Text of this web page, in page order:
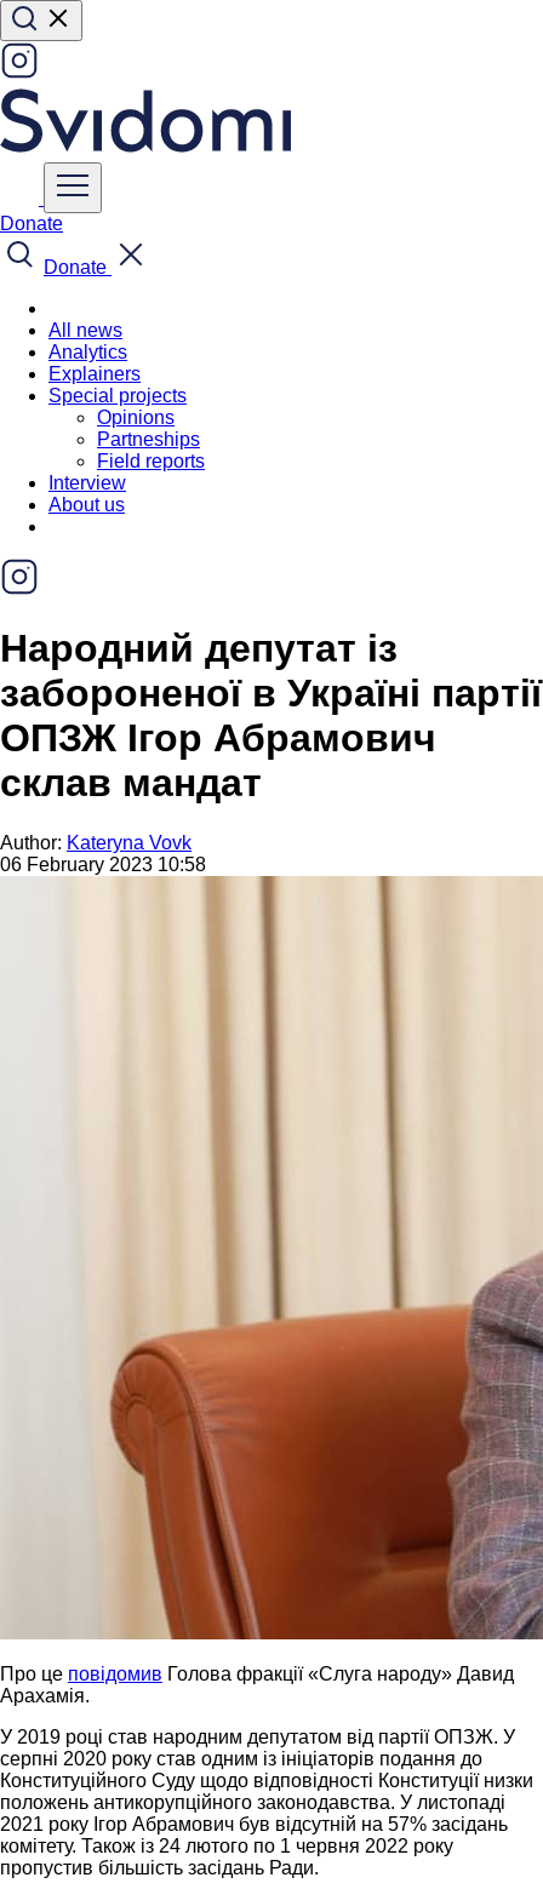
Donate
Donate
All news
Analytics
Explainers
Special projects
Opinions
Partneships
Field reports
Interview
About us
Народний депутат із
забороненої в Україні партії
ОПЗЖ Ігор Абрамович
склав мандат
Author: Kateryna Vovk
06 February 2023 10:58
Про це повідомив Голова фракції «Слуга народу» Давид
Арахамія.
У 2019 році став народним депутатом від партії ОПЗЖ. У
серпні 2020 року став одним із ініціаторів подання до
Конституційного Суду щодо відповідності Конституції низки
положень антикорупційного законодавства. У листопаді
2021 року Ігор Абрамович був відсутній на 57% засідань
комітету. Також із 24 лютого по 1 червня 2022 року
пропустив більшість засідань Ради.